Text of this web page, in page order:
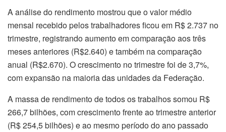
A análise do rendimento mostrou que o valor médio
mensal recebido pelos trabalhadores ficou em R$ 2.737 no
trimestre, registrando aumento em comparação aos três
meses anteriores (R$2.640) e também na comparação
anual (R$2.670). O crescimento no trimestre foi de 3,7%,
com expansão na maioria das unidades da Federação.
A massa de rendimento de todos os trabalhos somou R$
266,7 bilhões, com crescimento frente ao trimestre anterior
(R$ 254,5 bilhões) e ao mesmo período do ano passado